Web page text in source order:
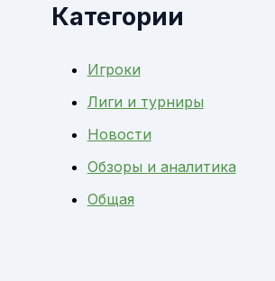
Категории
Игроки
Лиги и турниры
Новости
Обзоры и аналитика
Общая